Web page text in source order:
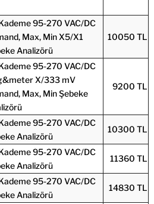
95-270 VAC/DC
Max, Min X5/X1
Analizörü
10050 TL
95-270 VAC/DC
X/333 mV
Max, Min Şebeke
9200 TL
95-270 VAC/DC
Analizörü
10300 TL
95-270 VAC/DC
Analizörü
11360 TL
95-270 VAC/DC
Analizörü
14830 TL